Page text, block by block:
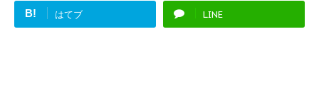
B! はてブ LINE